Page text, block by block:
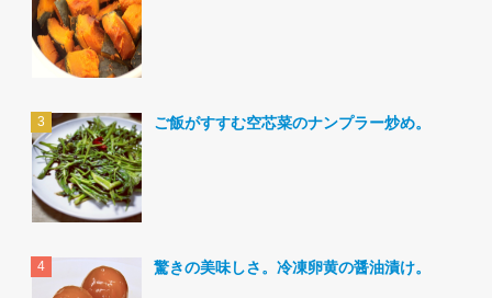
ご飯がすすむ空芯菜のナンプラー炒め。
驚きの美味しさ。冷凍卵黄の醤油漬け。